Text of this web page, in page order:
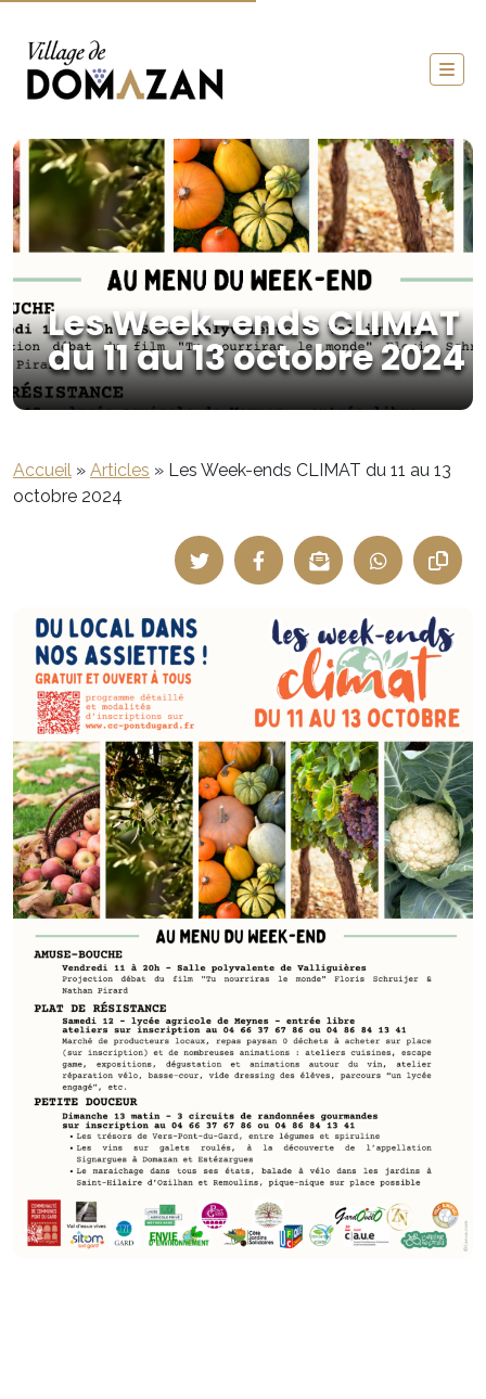
Les Week-ends CLIMAT
du 11 au 13 octobre 2024
Accueil » Articles » Les Week-ends CLIMAT du 11 au 13
octobre 2024